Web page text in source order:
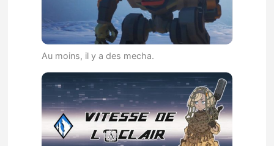
Au moins, il y a des mecha.